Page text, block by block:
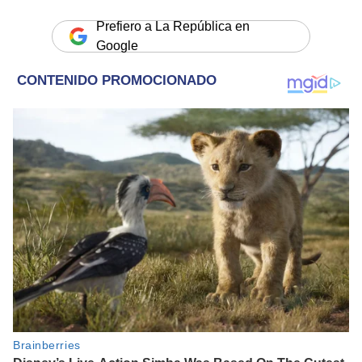
Prefiero a La República en
Google